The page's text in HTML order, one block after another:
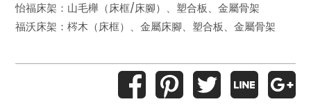
怡福床架：山毛櫸（床框/床腳）、塑合板、金屬骨架
福沃床架：梣木（床框）、金屬床腳、塑合板、金屬骨架